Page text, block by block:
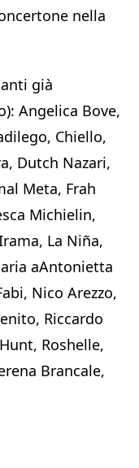
nella
già
Angelica Bove,
Chiello,
Dutch Nazari,
Meta, Frah
Michielin,
La Niña,
aAntonietta
Nico Arezzo,
Riccardo
Roshelle,
Brancale,